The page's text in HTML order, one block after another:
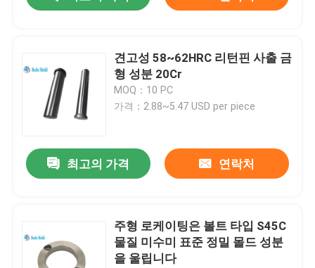
견고성 58~62HRC 리턴핀 사출 금
형 성분 20Cr
MOQ：10 PC
가격：2.88~5.47 USD per piece
최고의 가격 연락처
주형 로케이팅은 볼트 타입 S45C
물질 미수미 표준 정밀 몰드 성분
을 울립니다